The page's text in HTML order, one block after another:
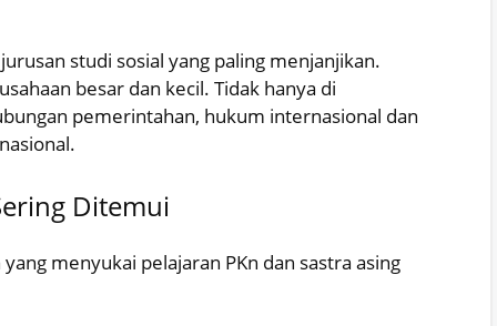
studi sosial yang paling menjanjikan.
besar dan kecil. Tidak hanya di
pemerintahan, hukum internasional dan
Ditemui
menyukai pelajaran PKn dan sastra asing